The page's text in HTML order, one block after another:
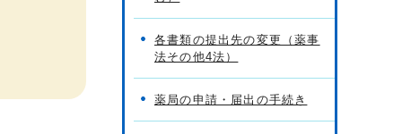
各書類の提出先の変更（薬事
法その他4法）
薬局の申請・届出の手続き